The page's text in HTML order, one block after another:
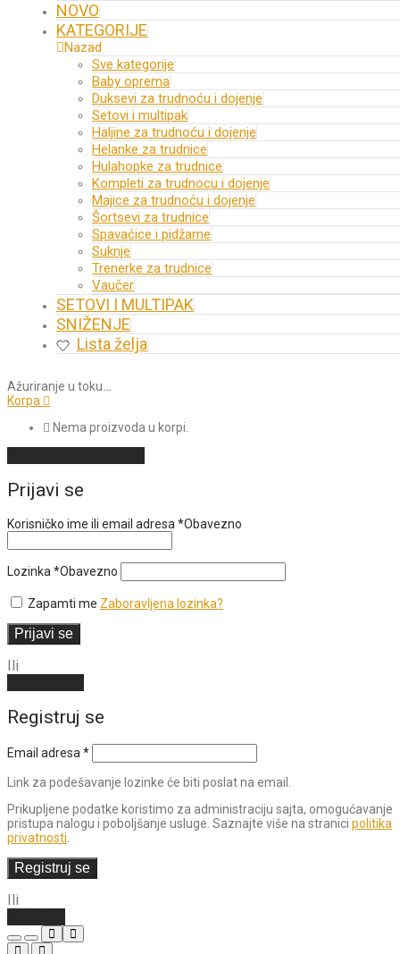
NOVO
KATEGORIJE
Nazad
Sve kategorije
Baby oprema
Duksevi za trudnoću i dojenje
Setovi i multipak
Haljine za trudnoću i dojenje
Helanke za trudnice
Hulahopke za trudnice
Kompleti za trudnocu i dojenje
Majice za trudnoću i dojenje
Šortsevi za trudnice
Spavaćice i pidžame
Suknje
Trenerke za trudnice
Vaučer
SETOVI I MULTIPAK
SNIŽENJE
Lista želja
Ažuriranje u toku…
Korpa
Nema proizvoda u korpi.
Prijavi se
Korisničko ime ili email adresa *Obavezno
Lozinka *Obavezno
Zapamti me Zaboravljena lozinka?
Prijavi se
Ili
Registruj se
Email adresa *
Link za podešavanje lozinke će biti poslat na email.
Prikupljene podatke koristimo za administraciju sajta, omogućavanje
pristupa nalogu i poboljšanje usluge. Saznajte više na stranici politika
privatnosti
Registruj se
Ili